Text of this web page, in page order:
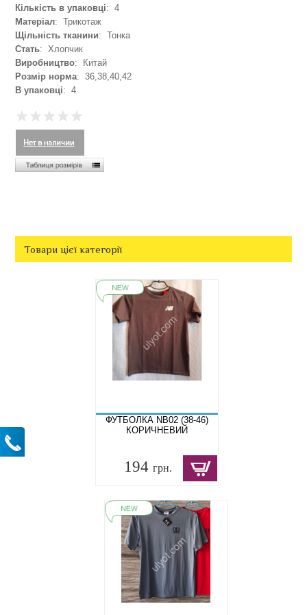
Кількість в упаковці: 4
Матеріал: Трикотаж
Щільність тканини: Тонка
Стать: Хлопчик
Виробництво: Китай
Розмір норма: 36,38,40,42
В упаковці: 4
Товари цієї категорії
ФУТБОЛКА NB02 (38-46)
КОРИЧНЕВИЙ
194 грн.